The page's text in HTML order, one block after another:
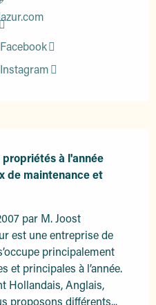
à l'année
de maintenance et
par M. Joost
est une entreprise de
principalement
et principales à l’année.
Hollandais, Anglais,
proposons différents...